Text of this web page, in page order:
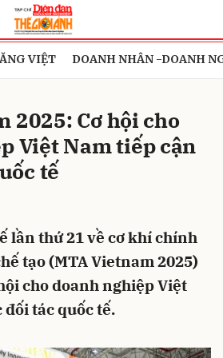
VIỆT DOANH NHÂN -DOANH
2025: Cơ hội cho
Việt Nam tiếp cận
tế
lần thứ 21 về cơ khí chính
tạo (MTA Vietnam 2025)
cho doanh nghiệp Việt
đối tác quốc tế.
Hủy Gửi